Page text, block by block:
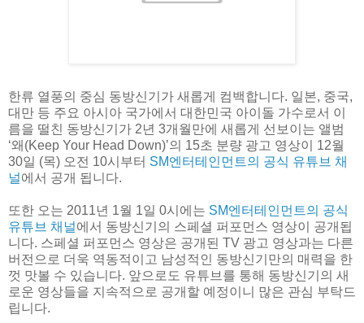
한류 열풍의 중심 동방신기가 새롭게 컴백합니다. 일본, 중국,
대만 등 주요 아시아 국가에서 대한민국 아이돌 가수로서 이
름을 떨친 동방신기가 2년 3개월만에 새롭게 선보이는 앨범
‘왜(Keep Your Head Down)’의 15초 분량 광고 영상이 12월
30일 (목) 오전 10시부터 SM엔터테인먼트의 공식 유튜브 채
널에서 공개 됩니다.
또한 오는 2011년 1월 1일 0시에는 SM엔터테인먼트의 공식
유튜브 채널에서 동방신기의 스페셜 퍼포먼스 영상이 공개됩
니다. 스페셜 퍼포먼스 영상은 공개된 TV 광고 영상과는 다른
버전으로 더욱 역동적이고 남성적인 동방신기만의 매력을 한
껏 맛볼 수 있습니다. 앞으로도 유튜브를 통해 동방신기의 새
로운 영상들을 지속적으로 공개할 예정이니 많은 관심 부탁드
립니다.